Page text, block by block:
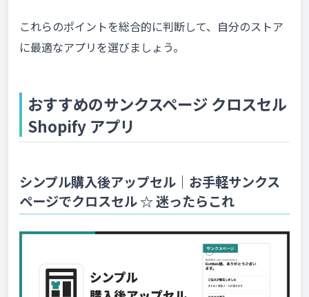
これらのポイントを総合的に判断して、自分のストア
に最適なアプリを選びましょう。
おすすめのサンクスページ クロスセル
Shopify アプリ
シンプル購入後アップセル｜お手軽サンクス
ページでクロスセル ☆ 迷ったらこれ